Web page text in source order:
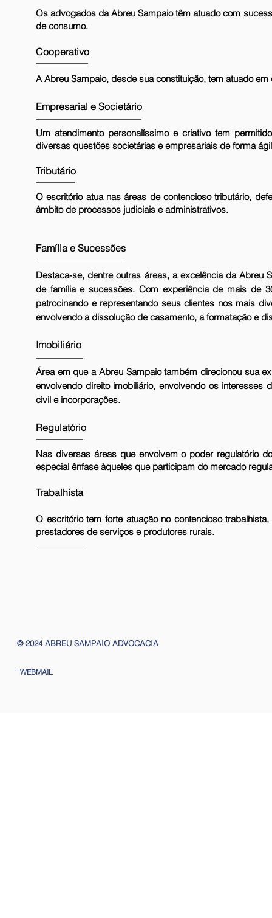
Os advogados da Abreu Sampaio têm atuado com
de consumo.
Cooperativo
A Abreu Sampaio, desde sua constituição, tem atuado
Empresarial e Societário
Um atendimento personalíssimo e criativo tem
diversas questões societárias e empresariais de forma
Tributário
O escritório atua nas áreas de contencioso tributário,
âmbito de processos judiciais e administrativos.
Família e Sucessões
Destaca-se, dentre outras áreas, a excelência da Abreu
de família e sucessões. Com experiência de mais de
patrocinando e representando seus clientes nos mais
envolvendo a dissolução de casamento, a formatação e
Imobiliário
Área em que a Abreu Sampaio também direcionou sua
envolvendo direito imobiliário, envolvendo os
civil e incorporações.
Regulatório
Nas diversas áreas que envolvem o poder regulatório
especial ênfase àqueles que participam do mercado
Trabalhista
O escritório tem forte atuação no contencioso
prestadores de serviços e produtores rurais.
© 2024 ABREU SAMPAIO ADVOCACIA
WEBMAIL